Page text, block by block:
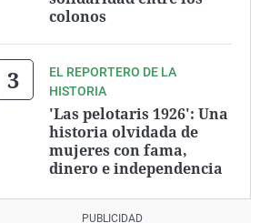
colonos
EL REPORTERO DE LA
HISTORIA
'Las pelotaris 1926': Una
historia olvidada de
mujeres con fama,
dinero e independencia